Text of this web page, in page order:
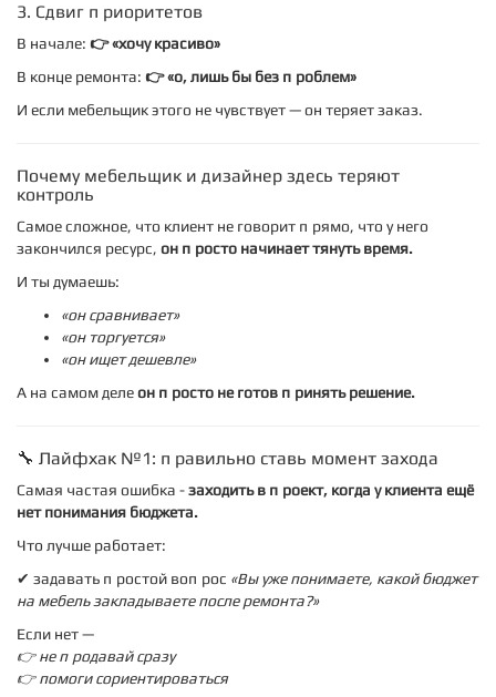
3. Сдвиг приоритетов
В начале: 👉 «хочу красиво»
В конце ремонта: 👉 «о, лишь бы без проблем»
И если мебельщик этого не чувствует — он теряет заказ.
Почему мебельщик и дизайнер здесь теряют
контроль
Самое сложное, что клиент не говорит прямо, что у него
закончился ресурс, он просто начинает тянуть время.
И ты думаешь:
«он сравнивает»
«он торгуется»
«он ищет дешевле»
А на самом делеон просто не готов принять решение.
🔧 Лайфхак №1: правильно ставь момент захода
Самая частая ошибка -заходить в проект, когда у клиента ещё
нет понимания бюджета.
Что лучше работает:
✔ задавать простой вопрос «Вы уже понимаете, какой бюджет
на мебель закладываете после ремонта?»
Если нет —
👉 не продавай сразу
👉 помоги сориентироваться